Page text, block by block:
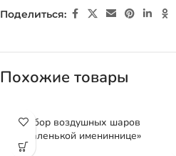
Поделиться:
Похожие товары
Набор воздушных шаров
«Маленькой имениннице»